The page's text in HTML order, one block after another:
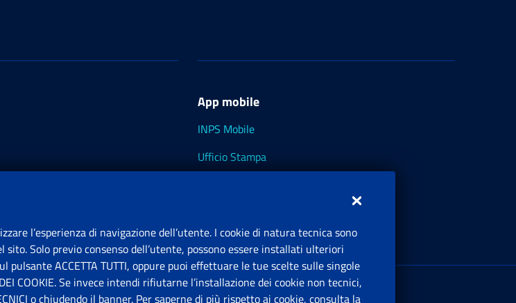
App mobile
INPS Mobile
Ufficio Stampa
Sede Legale: Via Ciro il Grande, 21
00144 Roma
l’esperienza di navigazione dell’utente. I cookie di natura tecnica sono
Solo previo consenso dell’utente, possono essere installati ulteriori
ACCETTA TUTTI, oppure puoi effettuare le tue scelte sulle singole
COOKIE. Se invece intendi rifiutarne l’installazione dei cookie non tecnici,
o chiudendo il banner. Per saperne di più rispetto ai cookie, consulta la